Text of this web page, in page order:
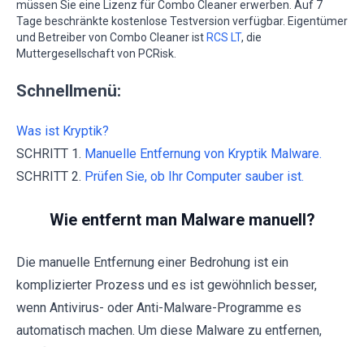
müssen Sie eine Lizenz für Combo Cleaner erwerben. Auf 7
Tage beschränkte kostenlose Testversion verfügbar. Eigentümer
und Betreiber von Combo Cleaner ist RCS LT, die
Muttergesellschaft von PCRisk.
Schnellmenü:
Was ist Kryptik?
SCHRITT 1. Manuelle Entfernung von Kryptik Malware.
SCHRITT 2. Prüfen Sie, ob Ihr Computer sauber ist.
Wie entfernt man Malware manuell?
Die manuelle Entfernung einer Bedrohung ist ein
komplizierter Prozess und es ist gewöhnlich besser,
wenn Antivirus- oder Anti-Malware-Programme es
automatisch machen. Um diese Malware zu entfernen,